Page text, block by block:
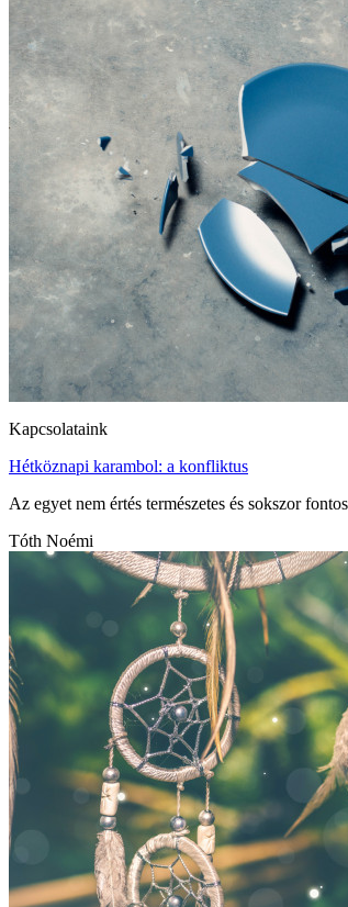
Kapcsolataink
Hétköznapi karambol: a konfliktus
Az egyet nem értés természetes és sokszor
Tóth Noémi